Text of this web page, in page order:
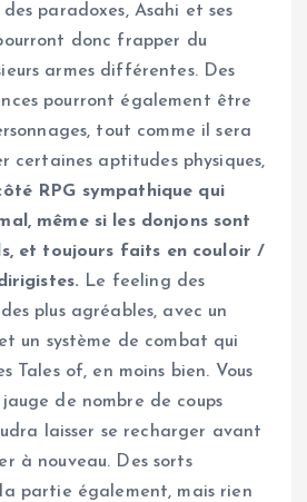
paradoxes, Asahi et ses
donc frapper du
armes différentes. Des
pourront également être
tout comme il sera
certaines aptitudes physiques,
RPG sympathique qui
même si les donjons sont
et toujours faits en couloir /
Le feeling des
plus agréables, avec un
un système de combat qui
Tales of, en moins bien. Vous
de nombre de coups
laisser se recharger avant
à nouveau. Des sorts
partie également, mais rien